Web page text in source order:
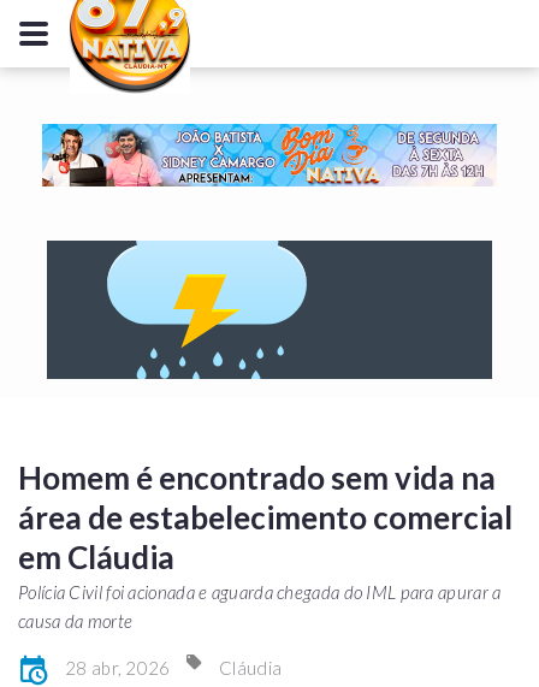
Homem é encontrado sem vida na
área de estabelecimento comercial
em Cláudia
Polícia Civil foi acionada e aguarda chegada do IML para apurar a
causa da morte
28 abr, 2026 Cláudia